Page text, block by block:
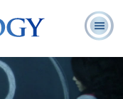
Domande
ricorrenti